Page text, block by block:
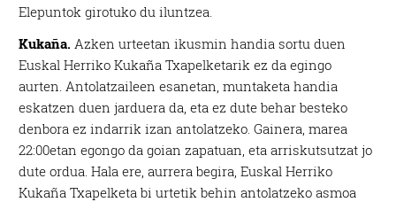
Elepuntok girotuko du iluntzea.
Kukaña. Azken urteetan ikusmin handia sortu duen
Euskal Herriko Kukaña Txapelketarik ez da egingo
aurten. Antolatzaileen esanetan, muntaketa handia
eskatzen duen jarduera da, eta ez dute behar besteko
denbora ez indarrik izan antolatzeko. Gainera, marea
22:00etan egongo da goian zapatuan, eta arriskutsutzat jo
dute ordua. Hala ere, aurrera begira, Euskal Herriko
Kukaña Txapelketa bi urtetik behin antolatzeko asmoa